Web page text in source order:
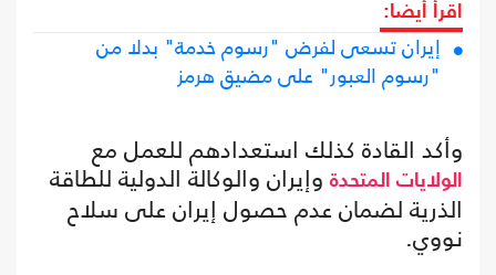
اقرأ أيضا:
إيران تسعى لفرض "رسوم خدمة" بدلا من
"رسوم العبور" على مضيق هرمز
وأكد القادة كذلك استعدادهم للعمل مع
الولايات المتحدة وإيران والوكالة الدولية للطاقة
الذرية لضمان عدم حصول إيران على سلاح
نووي.